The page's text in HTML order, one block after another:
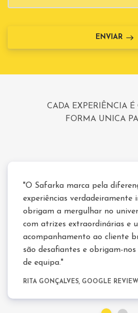
ENVIAR
CADA EXPERIÊNCIA É
FORMA UNICA
"O Safarka marca pela
experiências verdadeiramente
obrigam a mergulhar no
com atrizes extraordinárias e
acompanhamento ao cliente
são desafiantes e obrigam-
de equipa."
RITA GONÇALVES, GOOGLE REVIEW